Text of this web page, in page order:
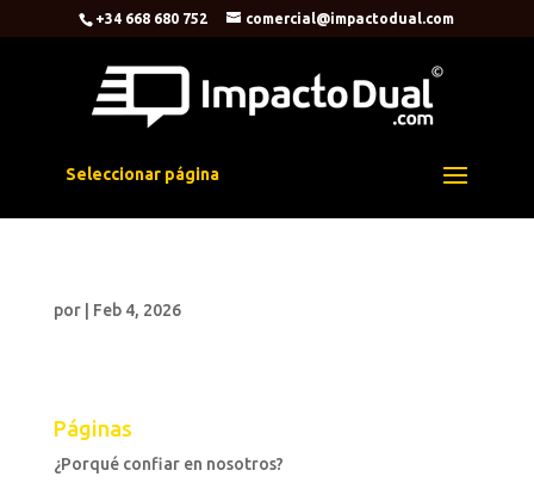
+34 668 680 752 comercial@impactodual.com
Seleccionar página
por Feb 4, 2026
Páginas
¿Porqué confiar en nosotros?